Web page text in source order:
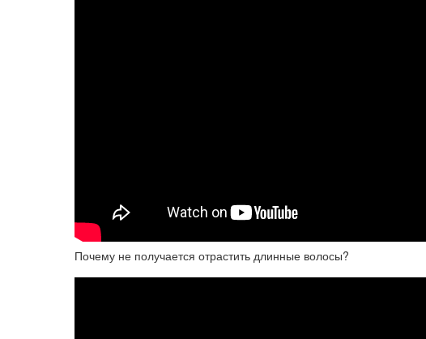
Почему не получается отрастить длинные волосы?